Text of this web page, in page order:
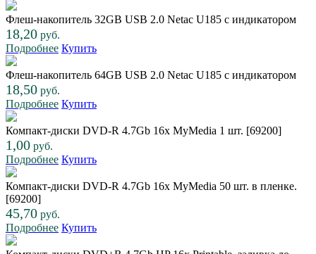
Флеш-накопитель 32GB USB 2.0 Netac U185 с индикатором
18,20 руб.
Подробнее Купить
Флеш-накопитель 64GB USB 2.0 Netac U185 с индикатором
18,50 руб.
Подробнее Купить
Компакт-диски DVD-R 4.7Gb 16x MyMedia 1 шт. [69200]
1,00 руб.
Подробнее Купить
Компакт-диски DVD-R 4.7Gb 16x MyMedia 50 шт. в пленке.
[69200]
45,70 руб.
Подробнее Купить